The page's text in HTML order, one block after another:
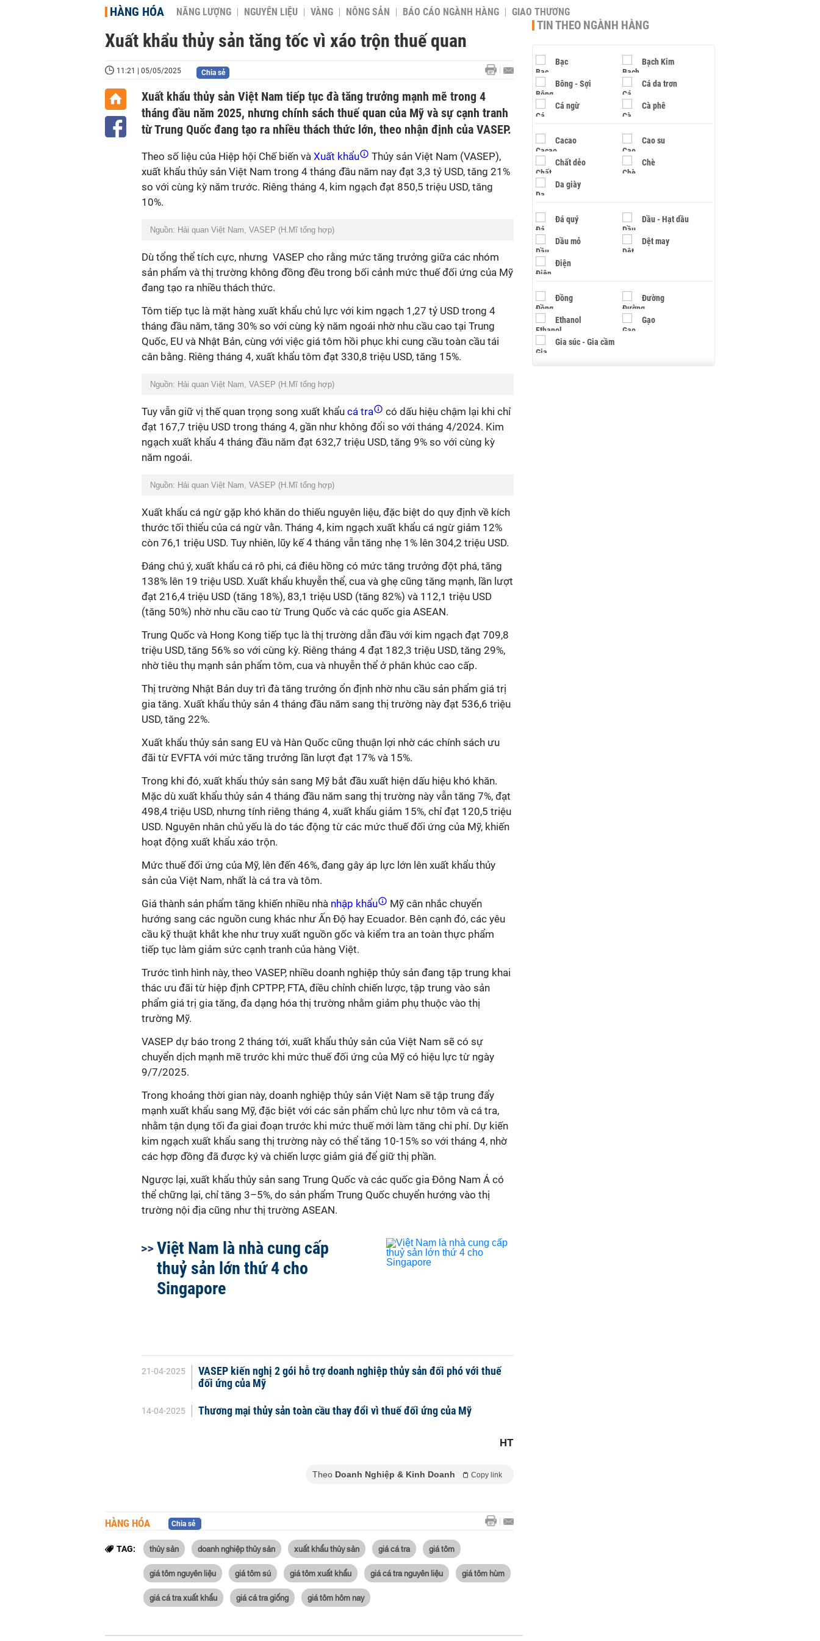
HÀNG HÓA NĂNG LƯỢNG NGUYÊN LIỆU VÀNG NÔNG SẢN BÁO CÁO NGÀNH HÀNG GIAO THƯƠNG
Xuất khẩu thủy sản tăng tốc vì xáo trộn thuế quan
11:21 | 05/05/2025 Chia sẻ
Xuất khẩu thủy sản Việt Nam tiếp tục đà tăng trưởng mạnh mẽ trong 4
tháng đầu năm 2025, nhưng chính sách thuế quan của Mỹ và sự cạnh tranh
từ Trung Quốc đang tạo ra nhiều thách thức lớn, theo nhận định của VASEP.
Theo số liệu của Hiệp hội Chế biến và Xuất khẩu
Thủy sản Việt Nam (VASEP),
xuất khẩu thủy sản Việt Nam trong 4 tháng đầu năm nay đạt 3,3 tỷ USD, tăng 21%
so với cùng kỳ năm trước. Riêng tháng 4, kim ngạch đạt 850,5 triệu USD, tăng
10%.
Nguồn: Hải quan Việt Nam, VASEP (H.Mĩ tổng hợp)
Dù tổng thể tích cực, nhưng VASEP cho rằng mức tăng trưởng giữa các nhóm
sản phẩm và thị trường không đồng đều trong bối cảnh mức thuế đối ứng của Mỹ
đang tạo ra nhiều thách thức.
Tôm tiếp tục là mặt hàng xuất khẩu chủ lực với kim ngạch 1,27 tỷ USD trong 4
tháng đầu năm, tăng 30% so với cùng kỳ năm ngoái nhờ nhu cầu cao tại Trung
Quốc, EU và Nhật Bản, cùng với việc giá tôm hồi phục khi cung cầu toàn cầu tái
cân bằng. Riêng tháng 4, xuất khẩu tôm đạt 330,8 triệu USD, tăng 15%.
Nguồn: Hải quan Việt Nam, VASEP (H.Mĩ tổng hợp)
Tuy vẫn giữ vị thế quan trọng song xuất khẩu cá tra
có dấu hiệu chậm lại khi chỉ
đạt 167,7 triệu USD trong tháng 4, gần như không đổi so với tháng 4/2024. Kim
ngạch xuất khẩu 4 tháng đầu năm đạt 632,7 triệu USD, tăng 9% so với cùng kỳ
năm ngoái.
Nguồn: Hải quan Việt Nam, VASEP (H.Mĩ tổng hợp)
Xuất khẩu cá ngừ gặp khó khăn do thiếu nguyên liệu, đặc biệt do quy định về kích
thước tối thiểu của cá ngừ vằn. Tháng 4, kim ngạch xuất khẩu cá ngừ giảm 12%
còn 76,1 triệu USD. Tuy nhiên, lũy kế 4 tháng vẫn tăng nhẹ 1% lên 304,2 triệu USD.
Đáng chú ý, xuất khẩu cá rô phi, cá điêu hồng có mức tăng trưởng đột phá, tăng
138% lên 19 triệu USD. Xuất khẩu khuyễn thể, cua và ghẹ cũng tăng mạnh, lần lượt
đạt 216,4 triệu USD (tăng 18%), 83,1 triệu USD (tăng 82%) và 112,1 triệu USD
(tăng 50%) nhờ nhu cầu cao từ Trung Quốc và các quốc gia ASEAN.
Trung Quốc và Hong Kong tiếp tục là thị trường dẫn đầu với kim ngạch đạt 709,8
triệu USD, tăng 56% so với cùng kỳ. Riêng tháng 4 đạt 182,3 triệu USD, tăng 29%,
nhờ tiêu thụ mạnh sản phẩm tôm, cua và nhuyễn thể ở phân khúc cao cấp.
Thị trường Nhật Bản duy trì đà tăng trưởng ổn định nhờ nhu cầu sản phẩm giá trị
gia tăng. Xuất khẩu thủy sản 4 tháng đầu năm sang thị trường này đạt 536,6 triệu
USD, tăng 22%.
Xuất khẩu thủy sản sang EU và Hàn Quốc cũng thuận lợi nhờ các chính sách ưu
đãi từ EVFTA với mức tăng trưởng lần lượt đạt 17% và 15%.
Trong khi đó, xuất khẩu thủy sản sang Mỹ bắt đầu xuất hiện dấu hiệu khó khăn.
Mặc dù xuất khẩu thủy sản 4 tháng đầu năm sang thị trường này vẫn tăng 7%, đạt
498,4 triệu USD, nhưng tính riêng tháng 4, xuất khẩu giảm 15%, chỉ đạt 120,5 triệu
USD. Nguyên nhân chủ yếu là do tác động từ các mức thuế đối ứng của Mỹ, khiến
hoạt động xuất khẩu xáo trộn.
Mức thuế đối ứng của Mỹ, lên đến 46%, đang gây áp lực lớn lên xuất khẩu thủy
sản của Việt Nam, nhất là cá tra và tôm.
Giá thành sản phẩm tăng khiến nhiều nhà nhập khẩu
Mỹ cân nhắc chuyển
hướng sang các nguồn cung khác như Ấn Độ hay Ecuador. Bên cạnh đó, các yêu
cầu kỹ thuật khắt khe như truy xuất nguồn gốc và kiểm tra an toàn thực phẩm
tiếp tục làm giảm sức cạnh tranh của hàng Việt.
Trước tình hình này, theo VASEP, nhiều doanh nghiệp thủy sản đang tập trung khai
thác ưu đãi từ hiệp định CPTPP, FTA, điều chỉnh chiến lược, tập trung vào sản
phẩm giá trị gia tăng, đa dạng hóa thị trường nhằm giảm phụ thuộc vào thị
trường Mỹ.
VASEP dự báo trong 2 tháng tới, xuất khẩu thủy sản của Việt Nam sẽ có sự
chuyển dịch mạnh mẽ trước khi mức thuế đối ứng của Mỹ có hiệu lực từ ngày
9/7/2025.
Trong khoảng thời gian này, doanh nghiệp thủy sản Việt Nam sẽ tập trung đẩy
mạnh xuất khẩu sang Mỹ, đặc biệt với các sản phẩm chủ lực như tôm và cá tra,
nhằm tận dụng tối đa giai đoạn trước khi mức thuế mới làm tăng chi phí. Dự kiến
kim ngạch xuất khẩu sang thị trường này có thể tăng 10-15% so với tháng 4, nhờ
các hợp đồng đã được ký và chiến lược giảm giá để giữ thị phần.
Ngược lại, xuất khẩu thủy sản sang Trung Quốc và các quốc gia Đông Nam Á có
thể chững lại, chỉ tăng 3–5%, do sản phẩm Trung Quốc chuyển hướng vào thị
trường nội địa cũng như thị trường ASEAN.
Việt Nam là nhà cung cấp
thuỷ sản lớn thứ 4 cho
Singapore
21-04-2025
VASEP kiến nghị 2 gói hỗ trợ doanh nghiệp thủy sản đối phó với thuế
đối ứng của Mỹ
14-04-2025 Thương mại thủy sản toàn cầu thay đổi vì thuế đối ứng của Mỹ
HT
Theo Doanh Nghiệp & Kinh Doanh Copy link
HÀNG HÓA Chia sẻ
TAG: thủy sản doanh nghiệp thủy sản xuất khẩu thủy sản giá cá tra giá tôm
giá tôm nguyên liệu giá tôm sú giá tôm xuất khẩu giá cá tra nguyên liệu giá tôm hùm
giá cá tra xuất khẩu giá cá tra giống giá tôm hôm nay
TIN THEO NGÀNH HÀNG
Bạc Bạch Kim
Bông - Sợi Cá da trơn
Cá ngừ Cà phê
Cacao Cao su
Chất dẻo Chè
Da giày
Đá quý Dầu - Hạt dầu
Dầu mỏ Dệt may
Điện
Đồng Đường
Ethanol Gạo
Gia súc - Gia cầm